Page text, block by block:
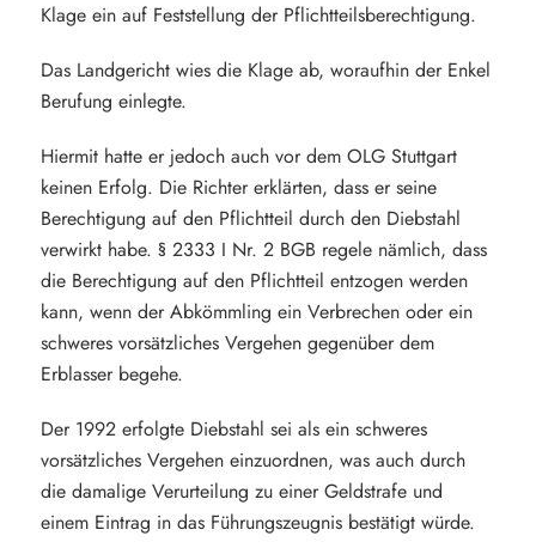
Klage ein auf Feststellung der Pflichtteilsberechtigung.
Das Landgericht wies die Klage ab, woraufhin der Enkel
Berufung einlegte.
Hiermit hatte er jedoch auch vor dem OLG Stuttgart
keinen Erfolg. Die Richter erklärten, dass er seine
Berechtigung auf den Pflichtteil durch den Diebstahl
verwirkt habe. § 2333 I Nr. 2 BGB regele nämlich, dass
die Berechtigung auf den Pflichtteil entzogen werden
kann, wenn der Abkömmling ein Verbrechen oder ein
schweres vorsätzliches Vergehen gegenüber dem
Erblasser begehe.
Der 1992 erfolgte Diebstahl sei als ein schweres
vorsätzliches Vergehen einzuordnen, was auch durch
die damalige Verurteilung zu einer Geldstrafe und
einem Eintrag in das Führungszeugnis bestätigt würde.